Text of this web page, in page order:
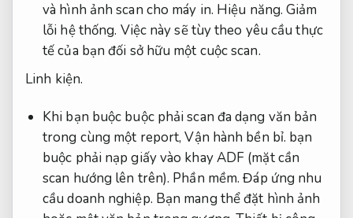
và hình ảnh scan cho máy in. Hiệu năng. Giảm
lỗi hệ thống. Việc này sẽ tùy theo yêu cầu thực
tế của bạn đối sở hữu một cuộc scan.
Linh kiện.
Khi bạn buộc buộc phải scan đa dạng văn bản
trong cùng một report,Vận hành bền bỉ. bạn
buộc phải nạp giấy vào khay ADF (mặt cần
scan hướng lên trên). Phần mềm. Đáp ứng nhu
cầu doanh nghiệp. Bạn mang thể đặt hình ảnh